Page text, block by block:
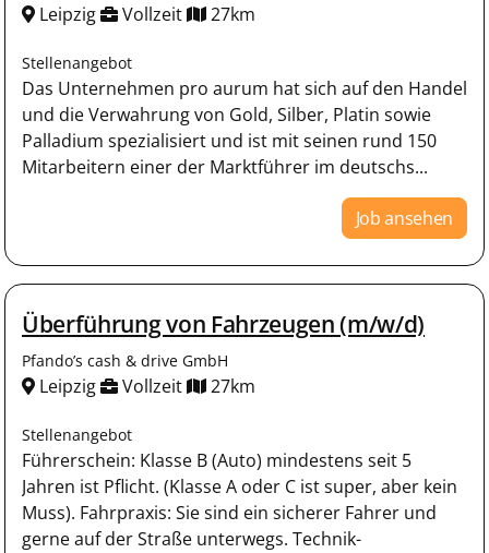
Leipzig Vollzeit 27km
Stellenangebot
Das Unternehmen pro aurum hat sich auf den Handel
und die Verwahrung von Gold, Silber, Platin sowie
Palladium spezialisiert und ist mit seinen rund 150
Mitarbeitern einer der Marktführer im deutschs...
Job ansehen
Überführung von Fahrzeugen (m/w/d)
Pfando’s cash & drive GmbH
Leipzig Vollzeit 27km
Stellenangebot
Führerschein: Klasse B (Auto) mindestens seit 5
Jahren ist Pflicht. (Klasse A oder C ist super, aber kein
Muss). Fahrpraxis: Sie sind ein sicherer Fahrer und
gerne auf der Straße unterwegs. Technik-